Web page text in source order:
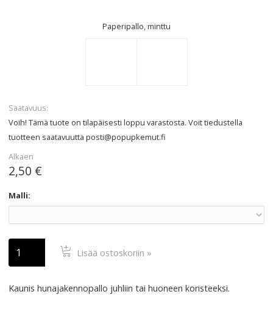
Paperipallo, minttu
Saatavuus
Voih! Tämä tuote on tilapäisesti loppu varastosta. Voit tiedustella
tuotteen saatavuuttaposti@popupkemut.fi
Alkaen
2,50 €
Malli:
Lisää ostoskoriin »
Kaunis hunajakennopallo juhliin tai huoneen koristeeksi.